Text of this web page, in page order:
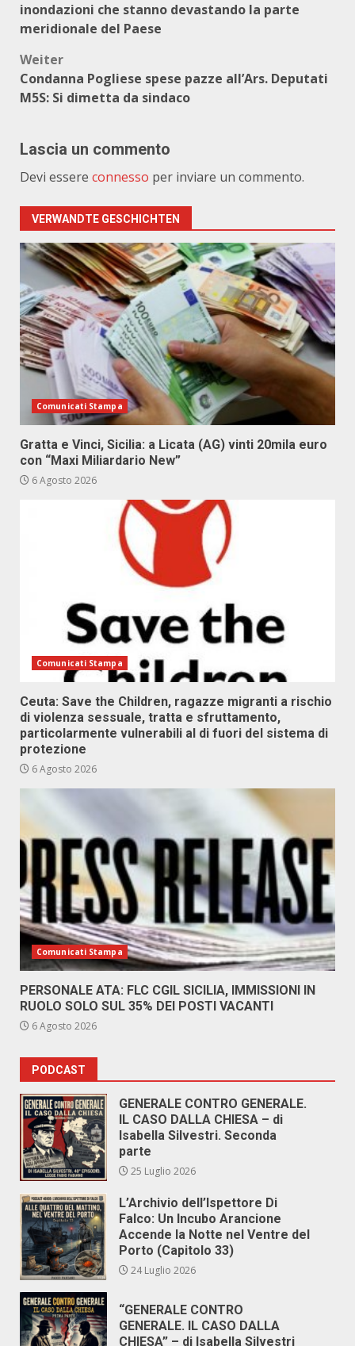
inondazioni che stanno devastando la parte
meridionale del Paese
Weiter
Condanna Pogliese spese pazze all’Ars. Deputati
M5S: Si dimetta da sindaco
Lascia un commento
Devi essere connesso per inviare un commento.
VERWANDTE GESCHICHTEN
Comunicati Stampa
Gratta e Vinci, Sicilia: a Licata (AG) vinti 20mila euro
con “Maxi Miliardario New”
6 Agosto 2026
Comunicati Stampa
Ceuta: Save the Children, ragazze migranti a rischio
di violenza sessuale, tratta e sfruttamento,
particolarmente vulnerabili al di fuori del sistema di
protezione
6 Agosto 2026
Comunicati Stampa
PERSONALE ATA: FLC CGIL SICILIA, IMMISSIONI IN
RUOLO SOLO SUL 35% DEI POSTI VACANTI
6 Agosto 2026
PODCAST
GENERALE CONTRO GENERALE.
IL CASO DALLA CHIESA – di
Isabella Silvestri. Seconda
parte
25 Luglio 2026
L’Archivio dell’Ispettore Di
Falco: Un Incubo Arancione
Accende la Notte nel Ventre del
Porto (Capitolo 33)
24 Luglio 2026
“GENERALE CONTRO
GENERALE. IL CASO DALLA
CHIESA” – di Isabella Silvestri